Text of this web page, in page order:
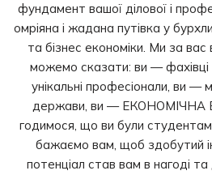
фундамент вашої ділової і
омріяна і жадана путівка у
та бізнес економіки. Ми за вас
можемо сказати: ви — фахівці
унікальні професіонали, ви —
держави, ви — ЕКОНОМІЧНА
годимося, що ви були
бажаємо вам, щоб здобутий
потенціал став вам в нагоді